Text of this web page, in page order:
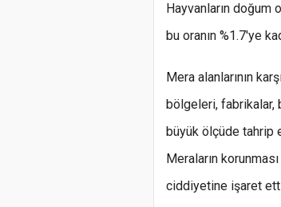
Hayvanların
bu oranın %1.7'ye
Mera alanlarının
bölgeleri, fabrikalar,
büyük ölçüde tahrip
Meraların
ciddiyetine işaret